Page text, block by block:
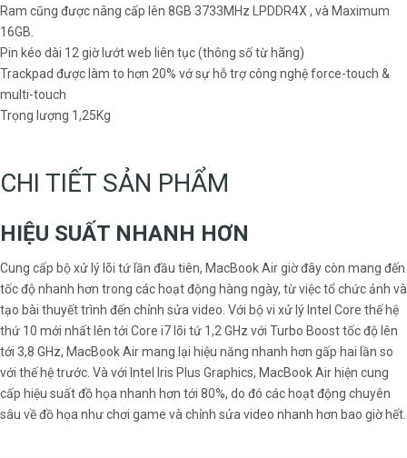
Ram cũng được nâng cấp lên 8GB 3733MHz LPDDR4X , và Maximum
16GB.
Pin kéo dài 12 giờ lướt web liên tục (thông số từ hãng)
Trackpad được làm to hơn 20% vớ sự hỗ trợ công nghệ force-touch &
multi-touch
Trọng lượng 1,25Kg
CHI TIẾT SẢN PHẨM
HIỆU SUẤT NHANH HƠN
Cung cấp bộ xử lý lõi tứ lần đầu tiên, MacBook Air giờ đây còn mang đến
tốc độ nhanh hơn trong các hoạt động hàng ngày, từ việc tổ chức ảnh và
tạo bài thuyết trình đến chỉnh sửa video. Với bộ vi xử lý Intel Core thế hệ
thứ 10 mới nhất lên tới Core i7 lõi ​​tứ 1,2 GHz với Turbo Boost tốc độ lên
tới 3,8 GHz, MacBook Air mang lại hiệu năng nhanh hơn gấp hai lần so
với thế hệ trước. Và với Intel Iris Plus Graphics, MacBook Air hiện cung
cấp hiệu suất đồ họa nhanh hơn tới 80%, do đó các hoạt động chuyên
sâu về đồ họa như chơi game và chỉnh sửa video nhanh hơn bao giờ hết.